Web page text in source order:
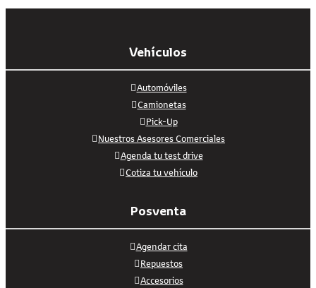
Vehículos
Automóviles
Camionetas
Pick-Up
Nuestros Asesores Comerciales
Agenda tu test drive
Cotiza tu vehículo
Posventa
Agendar cita
Repuestos
Accesorios